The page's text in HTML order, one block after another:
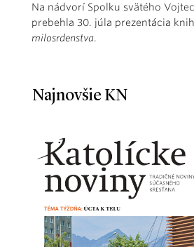
Na nádvorí Spolku svätého
prebehla 30. júla prezentácia
milosrdenstva.
Najnovšie KN